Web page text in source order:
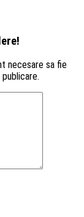
necesare sa fie